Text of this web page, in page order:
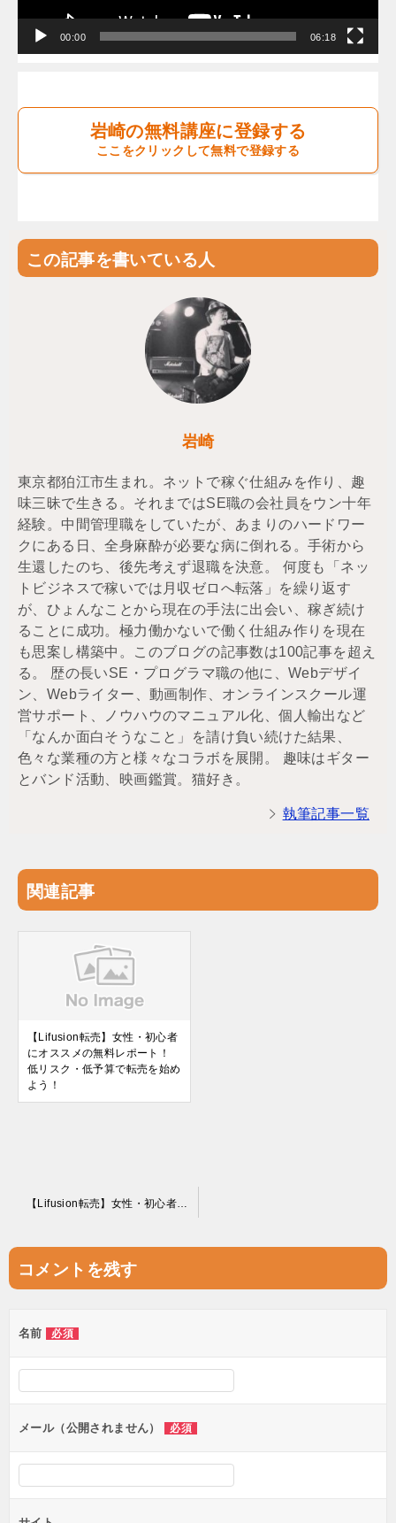
00:00 06:18
岩崎の無料講座に登録する
ここをクリックして無料で登録する
この記事を書いている人
岩崎
東京都狛江市生まれ。ネットで稼ぐ仕組みを作り、趣
味三昧で生きる。それまではSE職の会社員をウン十年
経験。中間管理職をしていたが、あまりのハードワー
クにある日、全身麻酔が必要な病に倒れる。手術から
生還したのち、後先考えず退職を決意。 何度も「ネッ
トビジネスで稼いでは月収ゼロへ転落」を繰り返す
が、ひょんなことから現在の手法に出会い、稼ぎ続け
ることに成功。極力働かないで働く仕組み作りを現在
も思案し構築中。このブログの記事数は100記事を超え
る。 歴の長いSE・プログラマ職の他に、Webデザイ
ン、Webライター、動画制作、オンラインスクール運
営サポート、ノウハウのマニュアル化、個人輸出など
「なんか面白そうなこと」を請け負い続けた結果、
色々な業種の方と様々なコラボを展開。 趣味はギター
とバンド活動、映画鑑賞。猫好き。
執筆記事一覧
関連記事
【Lifusion転売】女性・初心者
にオススメの無料レポート！
低リスク・低予算で転売を始め
よう！
ナ
ビ
ー
シ
ョ
ン
コメントを残す
名前 必須
メール（公開されません） 必須